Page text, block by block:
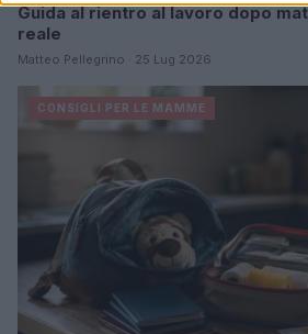
Guida al rientro al lavoro dopo
reale
Matteo Pellegrino · 25 Lug 2026
CONSIGLI PER LE MAMME